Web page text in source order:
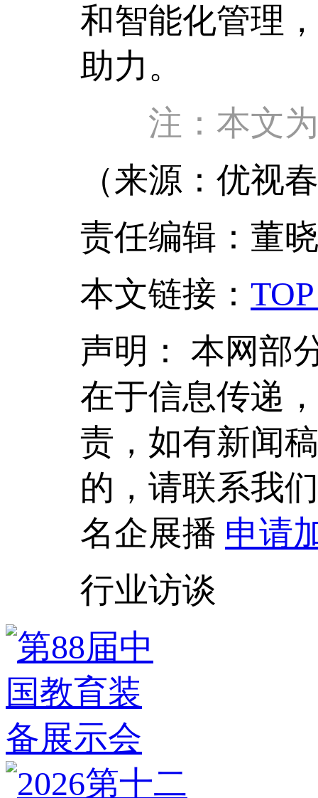
和智能化管理
助力。
注：本文
（来源：优视
责任编辑：董
本文链接 ：
声明： 本网部
在于信息传递
责，如有新闻
的，请联系我
名企展播 申请
行业访谈